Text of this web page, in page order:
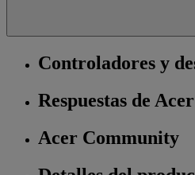
Controladores y
Respuestas de Acer
Acer Community